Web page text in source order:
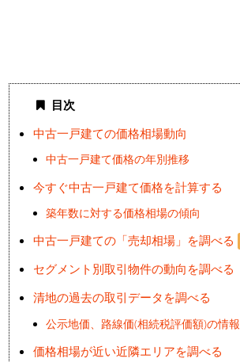
目次
中古一戸建ての価格相場動向
中古一戸建て価格の年別推移
今すぐ中古一戸建て価格を計算する
築年数に対する価格相場の傾向
中古一戸建ての「売却相場」を調べる
セグメント別取引物件の動向を調べる
清地の過去の取引データを調べる
公示地価、路線価(相続税評価額)の情報
価格相場が近い近隣エリアを調べる